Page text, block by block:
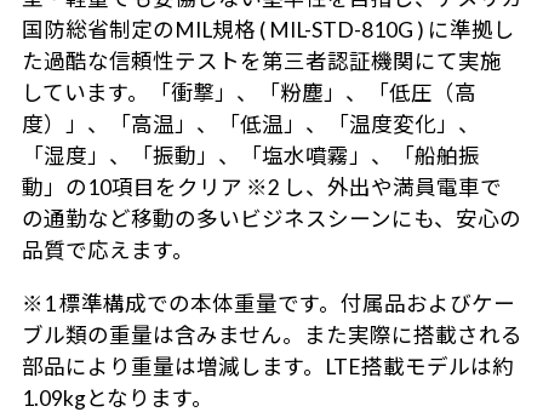
国防総省制定のMIL規格 ( MIL-STD-810G ) に準拠し
た過酷な信頼性テストを第三者認証機関にて実施
しています。「衝撃」、「粉塵」、「低圧（高
度）」、「高温」、「低温」、「温度変化」、
「湿度」、「振動」、「塩水噴霧」、「船舶振
動」の10項目をクリア ※2 し、外出や満員電車で
の通勤など移動の多いビジネスシーンにも、安心の
品質で応えます。
※1 標準構成での本体重量です。付属品およびケー
ブル類の重量は含みません。また実際に搭載される
部品により重量は増減します。LTE搭載モデルは約
1.09kgとなります。